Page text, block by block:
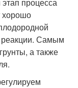
хорошо
реакции. Самым
а также